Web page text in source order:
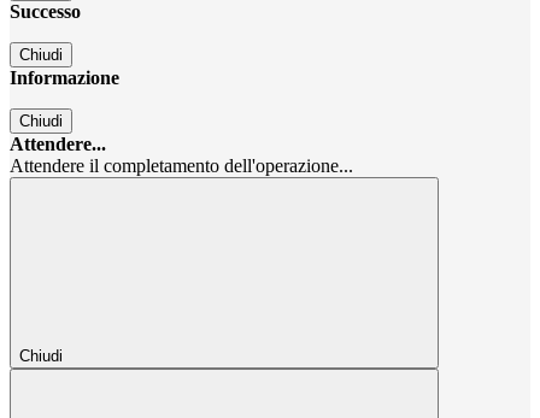
Successo
Chiudi
Informazione
Chiudi
Attendere...
Attendere il completamento dell'operazione...
Chiudi